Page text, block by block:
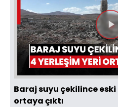
Baraj suyu çekilince
ortaya çıktı